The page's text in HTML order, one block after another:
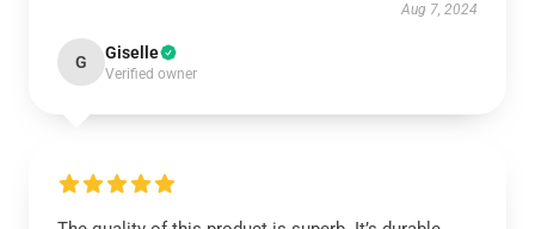
Aug 7, 2024
G Giselle
Verified owner